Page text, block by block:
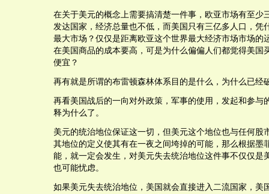
在关于美元的概念上需要搞清楚一件事，欧亚市场有至少
发达国家，经济总量也不低，而美国只有三亿多人口，凭
最大市场？仅仅是距离欧亚这个世界最大经济市场市场的
在美国商品的成本要高，可是为什么偏偏人们都觉得美国
便宜？
再有就是所谓的布雷顿森林体系目的是什么，为什么已经
再看美国战后的一向对外政策，军事的使用，发起和参与
释为什么了。
美元的统治地位保证这一切，但美元这个地位也与任何股
其地位的定义使其有在一夜之间垮掉的可能，那么根据墨
能，就一定会发生，对美元失去统治地位这件事不仅仅是
也可能忧虑。
如果美元失去统治地位，美国就会直接进入二流国家，美